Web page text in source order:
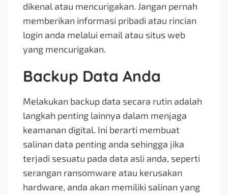
dikenal atau mencurigakan. Jangan pernah
memberikan informasi pribadi atau rincian
login anda melalui email atau situs web
yang mencurigakan.
Backup Data Anda
Melakukan backup data secara rutin adalah
langkah penting lainnya dalam menjaga
keamanan digital. Ini berarti membuat
salinan data penting anda sehingga jika
terjadi sesuatu pada data asli anda, seperti
serangan ransomware atau kerusakan
hardware, anda akan memiliki salinan yang